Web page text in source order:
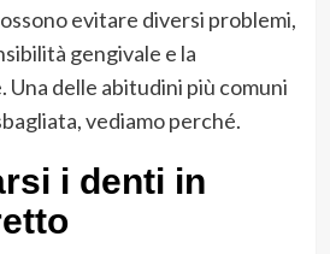
evitare diversi problemi,
gengivale e la
Una delle abitudini più comuni
vediamo perché.
i denti in